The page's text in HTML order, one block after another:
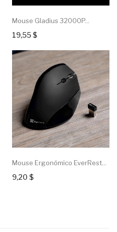
Mouse Gladius 32000P...
19,55 $
Mouse Ergonómico EverRest...
9,20 $